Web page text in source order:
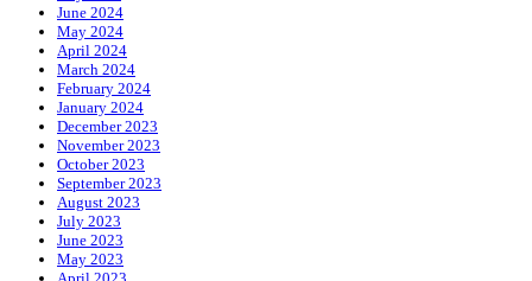
June 2024
May 2024
April 2024
March 2024
February 2024
January 2024
December 2023
November 2023
October 2023
September 2023
August 2023
July 2023
June 2023
May 2023